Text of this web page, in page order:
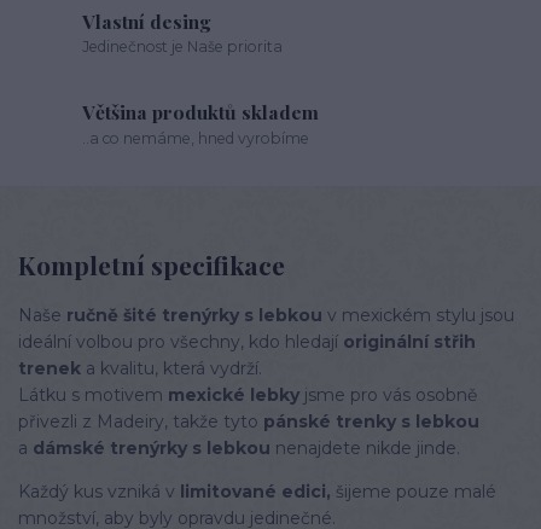
Vlastní desing
Jedinečnost je Naše priorita
Většina produktů skladem
..a co nemáme, hned vyrobíme
Kompletní specifikace
Naše ručně šité trenýrky s lebkou v mexickém stylu jsou
ideální volbou pro všechny, kdo hledají originální střih
trenek a kvalitu, která vydrží.
Látku s motivem mexické lebky jsme pro vás osobně
přivezli z Madeiry, takže tyto pánské trenky s lebkou
a dámské trenýrky s lebkou nenajdete nikde jinde.
Každý kus vzniká v limitované edici, šijeme pouze malé
množství, aby byly opravdu jedinečné.